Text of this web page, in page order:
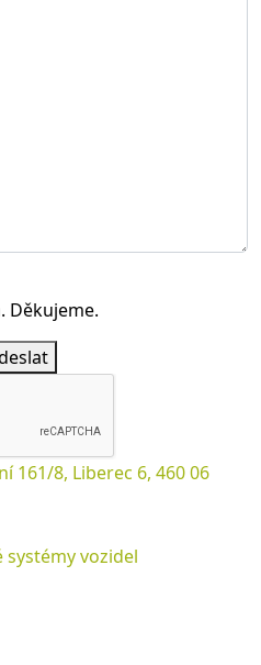
Děkujeme.
161/8, Liberec 6, 460 06
vozidel